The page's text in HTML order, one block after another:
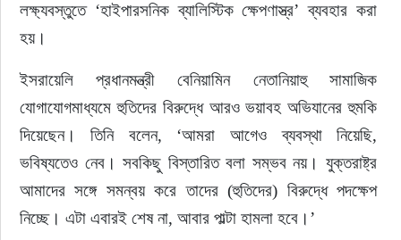
লক্ষ্যবস্তুতে ‘হাইপারসনিক ব্যালিস্টিক ক্ষেপণাস্ত্র’ ব্যবহার করা
হয়।
ইসরায়েলি প্রধানমন্ত্রী বেনিয়ামিন নেতানিয়াহু সামাজিক
যোগাযোগমাধ্যমে হুতিদের বিরুদ্ধে আরও ভয়াবহ অভিযানের হুমকি
দিয়েছেন। তিনি বলেন, ‘আমরা আগেও ব্যবস্থা নিয়েছি,
ভবিষ্যতেও নেব। সবকিছু বিস্তারিত বলা সম্ভব নয়। যুক্তরাষ্ট্র
আমাদের সঙ্গে সমন্বয় করে তাদের (হুতিদের) বিরুদ্ধে পদক্ষেপ
নিচ্ছে। এটা এবারই শেষ না, আবার পাল্টা হামলা হবে।’